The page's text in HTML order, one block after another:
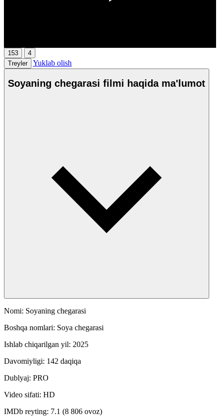
153
4
Treyler
Yuklab olish
Soyaning chegarasi filmi haqida ma'lumot
Nomi: Soyaning chegarasi
Boshqa nomlari: Soya chegarasi
Ishlab chiqarilgan yil: 2025
Davomiyligi: 142 daqiqa
Dublyaj: PRO
Video sifati: HD
IMDb reyting: 7.1 (8 806 ovoz)